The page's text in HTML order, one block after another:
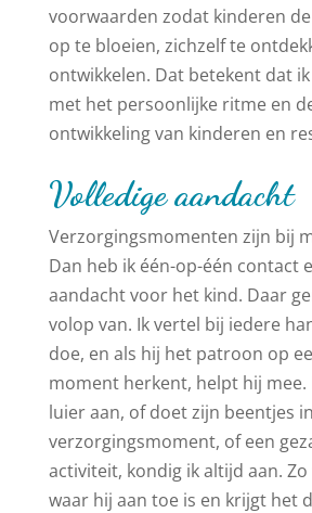
voorwaarden zodat kinderen
op te bloeien, zichzelf te
ontwikkelen. Dat betekent dat
met het persoonlijke ritme en
ontwikkeling van kinderen en
Volledige aandacht
Verzorgingsmomenten zijn bij
Dan heb ik één-op-één contact
aandacht voor het kind. Daar
volop van. Ik vertel bij iedere
doe, en als hij het patroon op
moment herkent, helpt hij mee.
luier aan, of doet zijn beentjes
verzorgingsmoment, of een
activiteit, kondig ik altijd aan.
waar hij aan toe is en krijgt het